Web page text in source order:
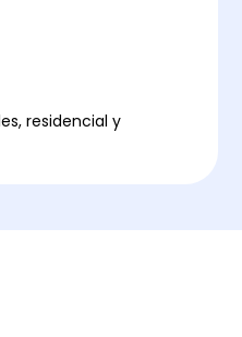
residencial y